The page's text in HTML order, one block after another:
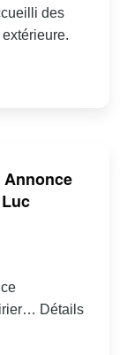
des
Annonce
Détails